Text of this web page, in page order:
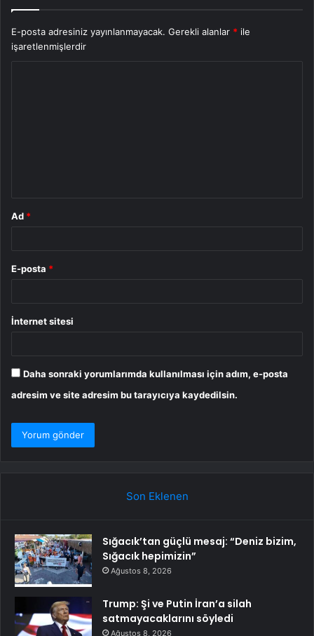
E-posta adresiniz yayınlanmayacak. Gerekli alanlar * ile
işaretlenmişlerdir
Ad *
E-posta *
İnternet sitesi
Daha sonraki yorumlarımda kullanılması için adım, e-posta
adresim ve site adresim bu tarayıcıya kaydedilsin.
Son Eklenen
Sığacık’tan güçlü mesaj: “Deniz bizim,
Sığacık hepimizin”
Ağustos 8, 2026
Trump: Şi ve Putin İran’a silah
satmayacaklarını söyledi
Ağustos 8, 2026